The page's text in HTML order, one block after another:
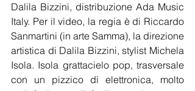
Dalila Bizzini, distribuzione Ada Music
Italy. Per il video, la regia è di Riccardo
Sanmartini (in arte Samma), la direzione
artistica di Dalila Bizzini, stylist Michela
Isola. Isola grattacielo pop, trasversale
con un pizzico di elettronica, molto